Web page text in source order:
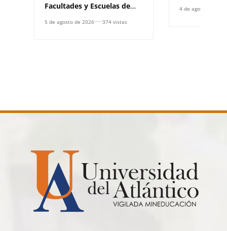
Facultades y Escuelas de
Derecho, (RIFED)
5 de agosto de 2026 374 vistas
4 de agosto de